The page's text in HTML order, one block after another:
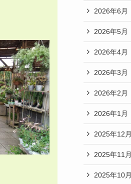
2026年6月
2026年5月
2026年4月
2026年3月
2026年2月
2026年1月
2025年12月
2025年11月
2025年10月